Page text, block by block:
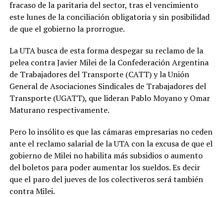
fracaso de la paritaria del sector, tras el vencimiento
este lunes de la conciliación obligatoria y sin posibilidad
de que el gobierno la prorrogue.
La UTA busca de esta forma despegar su reclamo de la
pelea contra Javier Milei de la Confederación Argentina
de Trabajadores del Transporte (CATT) y la Unión
General de Asociaciones Sindicales de Trabajadores del
Transporte (UGATT), que lideran Pablo Moyano y Omar
Maturano respectivamente.
Pero lo insólito es que las cámaras empresarias no ceden
ante el reclamo salarial de la UTA con la excusa de que el
gobierno de Milei no habilita más subsidios o aumento
del boletos para poder aumentar los sueldos. Es decir
que el paro del jueves de los colectiveros será también
contra Milei.